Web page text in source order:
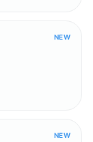
NEW
NEW